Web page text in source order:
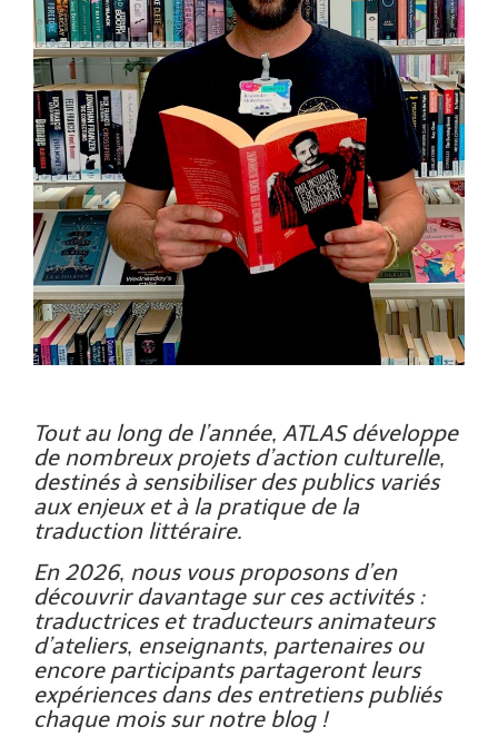
Tout au long de l’année, ATLAS développe
de nombreux projets d’action culturelle,
destinés à sensibiliser des publics variés
aux enjeux et à la pratique de la
traduction littéraire.
En 2026, nous vous proposons d’en
découvrir davantage sur ces activités :
traductrices et traducteurs animateurs
d’ateliers, enseignants, partenaires ou
encore participants partageront leurs
expériences dans des entretiens publiés
chaque mois sur notre blog !